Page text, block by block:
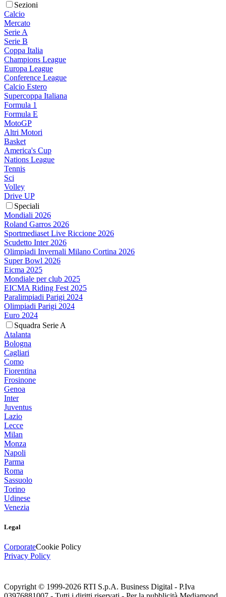
Sezioni
Calcio
Mercato
Serie A
Serie B
Coppa Italia
Champions League
Europa League
Conference League
Calcio Estero
Supercoppa Italiana
Formula 1
Formula E
MotoGP
Altri Motori
Basket
America's Cup
Nations League
Tennis
Sci
Volley
Drive UP
Speciali
Mondiali 2026
Roland Garros 2026
Sportmediaset Live Riccione 2026
Scudetto Inter 2026
Olimpiadi Invernali Milano Cortina 2026
Super Bowl 2026
Eicma 2025
Mondiale per club 2025
EICMA Riding Fest 2025
Paralimpiadi Parigi 2024
Olimpiadi Parigi 2024
Euro 2024
Squadra Serie A
Atalanta
Bologna
Cagliari
Como
Fiorentina
Frosinone
Genoa
Inter
Juventus
Lazio
Lecce
Milan
Monza
Napoli
Parma
Roma
Sassuolo
Torino
Udinese
Venezia
Legal
CorporateCookie Policy
Privacy Policy
Copyright © 1999-2026 RTI S.p.A. Business Digital - P.Iva